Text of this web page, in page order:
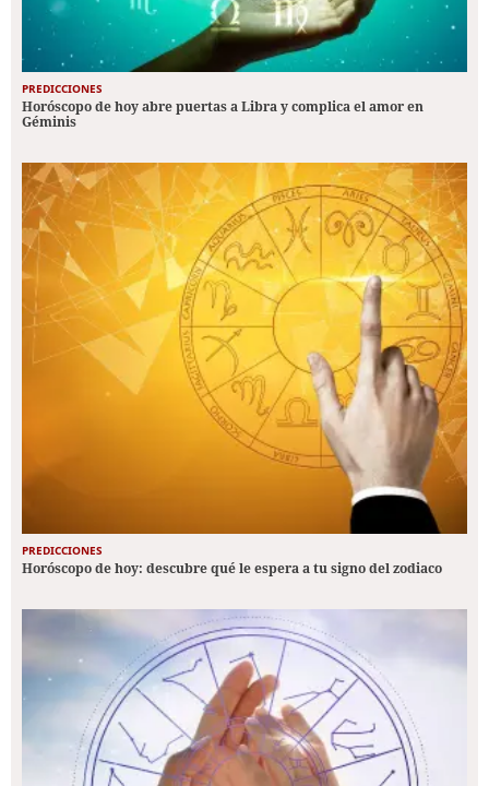
PREDICCIONES
Horóscopo de hoy abre puertas a Libra y complica el amor en
Géminis
PREDICCIONES
Horóscopo de hoy: descubre qué le espera a tu signo del zodiaco